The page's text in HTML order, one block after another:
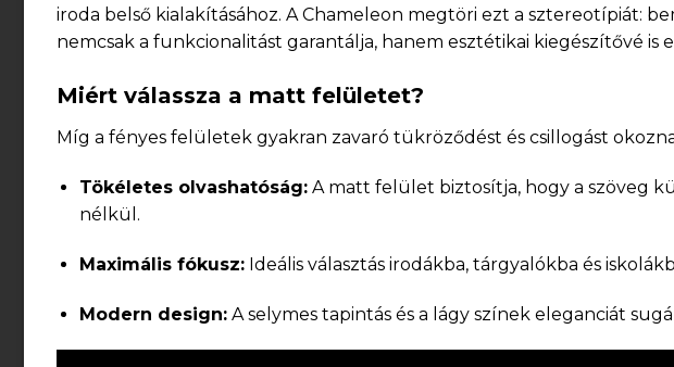
iroda belső kialakításához. A Chameleon megtöri ezt a sztereotípiát:
nemcsak a funkcionalitást garantálja, hanem esztétikai kiegészítővé is
Miért válassza a matt felületet?
Míg a fényes felületek gyakran zavaró tükröződést és csillogást
Tökéletes olvashatóság:A matt felület biztosítja, hogy a szöveg
nélkül.
Maximális fókusz:Ideális választás irodákba, tárgyalókba és
Modern design:A selymes tapintás és a lágy színek eleganciát